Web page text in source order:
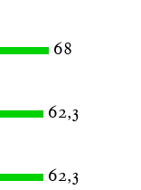
68
62,3
62,3